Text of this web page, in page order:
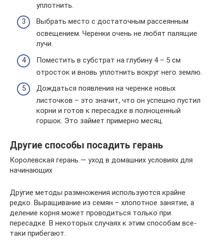
уплотнить.
Выбрать место с достаточным рассеянным
освещением. Черенки очень не любят палящие
лучи.
Поместить в субстрат на глубину 4 – 5 см
отросток и вновь уплотнить вокруг него землю.
Дождаться появления на черенке новых
листочков – это значит, что он успешно пустил
корни и готов к пересадке в полноценный
горшок. Это займет примерно месяц.
Другие способы посадить герань
Королевская герань — уход в домашних условиях для
начинающих
Другие методы размножения используются крайне
редко. Выращивание из семян – хлопотное занятие, а
деление корня может проводиться только при
пересадке. В некоторых случаях к этим способам все-
таки прибегают.